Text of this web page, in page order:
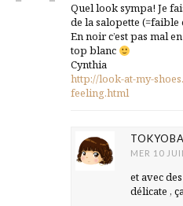
Quel look sympa! Je
de la salopette (=faible
En noir c’est pas mal
top blanc
Cynthia
http://look-at-my-
feeling.html
MER 10
et avec
délicate ,